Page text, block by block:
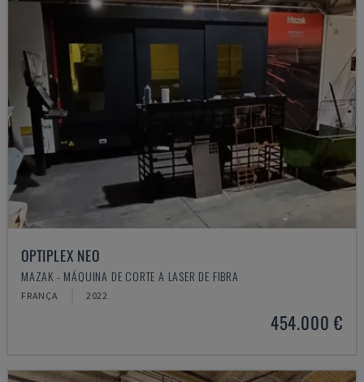
OPTIPLEX NEO
MAZAK - MÁQUINA DE CORTE A LASER DE FIBRA
FRANÇA 2022
454.000 €